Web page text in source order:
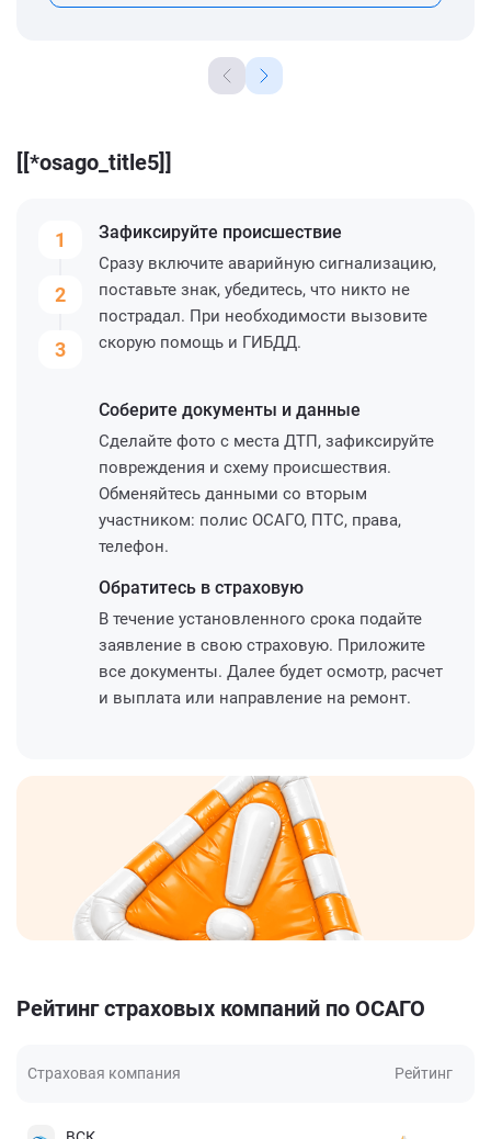
[[*osago_title5]]
1
2
3
Зафиксируйте происшествие
Сразу включите аварийную сигнализацию,
поставьте знак, убедитесь, что никто не
пострадал. При необходимости вызовите
скорую помощь и ГИБДД.
Соберите документы и данные
Сделайте фото с места ДТП, зафиксируйте
повреждения и схему происшествия.
Обменяйтесь данными со вторым
участником: полис ОСАГО, ПТС, права,
телефон.
Обратитесь в страховую
В течение установленного срока подайте
заявление в свою страховую. Приложите
все документы. Далее будет осмотр, расчет
и выплата или направление на ремонт.
Рейтинг страховых компаний по ОСАГО
Страховая компания Рейтинг